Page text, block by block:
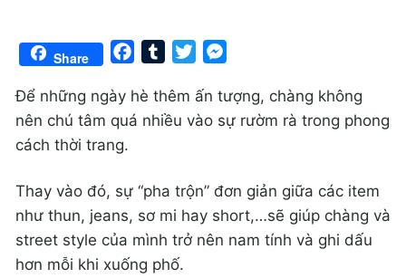
Share FacebookTumblrTwitter
Để những ngày hè thêm ấn tượng, chàng không
nên chú tâm quá nhiều vào sự rườm rà trong phong
cách thời trang.
Thay vào đó, sự “pha trộn” đơn giản giữa các item
như thun, jeans, sơ mi hay short,…sẽ giúp chàng và
street style của mình trở nên nam tính và ghi dấu
hơn mỗi khi xuống phố.